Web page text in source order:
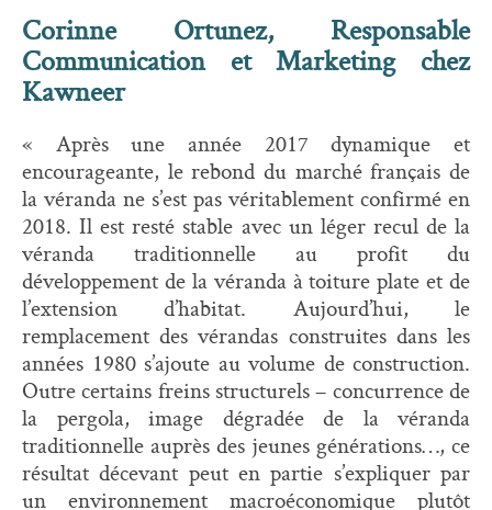
Corinne Ortunez, Responsable
Communication et Marketing chez
Kawneer
« Après une année 2017 dynamique et
encourageante, le rebond du marché français de
la véranda ne s’est pas véritablement confirmé en
2018. Il est resté stable avec un léger recul de la
véranda traditionnelle au profit du
développement de la véranda à toiture plate et de
l’extension d’habitat. Aujourd’hui, le
remplacement des vérandas construites dans les
années 1980 s’ajoute au volume de construction.
Outre certains freins structurels – concurrence de
la pergola, image dégradée de la véranda
traditionnelle auprès des jeunes générations…, ce
résultat décevant peut en partie s’expliquer par
un environnement macroéconomique plutôt